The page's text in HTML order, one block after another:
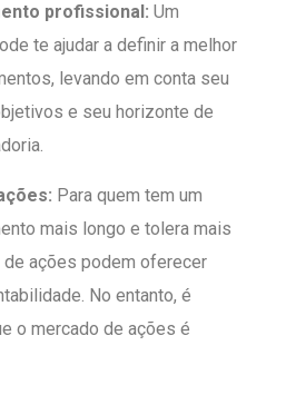
profissional: Um
te ajudar a definir a melhor
levando em conta seu
e seu horizonte de
Para quem tem um
mais longo e tolera mais
ações podem oferecer
No entanto, é
o mercado de ações é